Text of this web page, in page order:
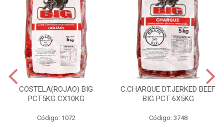
COSTELA(ROJAO) BIG
PCT5KG CX10KG
Código: 1072
C.CHARQUE DT.JERKED BEEF
BIG PCT 6X5KG
Código: 3748